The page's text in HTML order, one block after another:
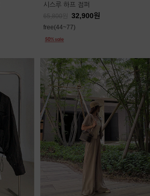
시스루 하프 점퍼
65,800 32,900원
free(44~77)